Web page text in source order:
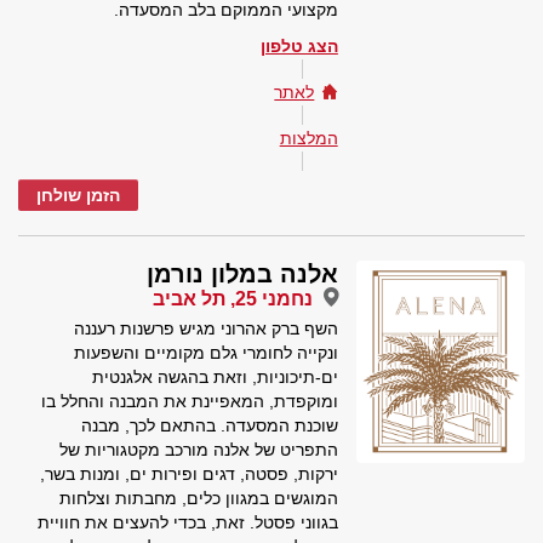
מקצועי הממוקם בלב המסעדה.
הצג טלפון
לאתר
המלצות
הזמן שולחן
אלנה במלון נורמן
נחמני 25, תל אביב
השף ברק אהרוני מגיש פרשנות רעננה
ונקייה לחומרי גלם מקומיים והשפעות
ים-תיכוניות, וזאת בהגשה אלגנטית
ומוקפדת, המאפיינת את המבנה והחלל בו
שוכנת המסעדה. בהתאם לכך, מבנה
התפריט של אלנה מורכב מקטגוריות של
ירקות, פסטה, דגים ופירות ים, ומנות בשר,
המוגשים במגוון כלים, מחבתות וצלחות
בגווני פסטל. זאת, בכדי להעצים את חוויית